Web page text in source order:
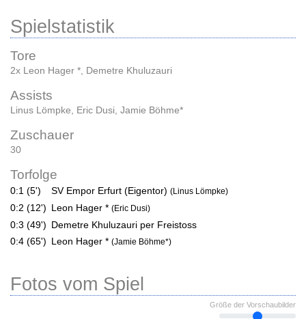
Spielstatistik
Tore
2x Leon Hager * Demetre Khuluzauri
Assists
Linus Lömpke Eric Dusi Jamie Böhme*
Zuschauer
30
Torfolge
0:1 (5') SV Empor Erfurt (Eigentor) (Linus Lömpke)
0:2 (12') Leon Hager * (Eric Dusi)
0:3 (49') Demetre Khuluzauri per Freistoss
0:4 (65') Leon Hager * (Jamie Böhme*)
Fotos vom Spiel
Größe der Vorschaubilder